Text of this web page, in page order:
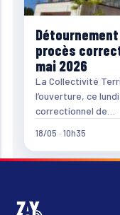
procès
mai 2026
La Collectivité
l’ouverture, ce
correctionnel de…
18/05 · 10h35